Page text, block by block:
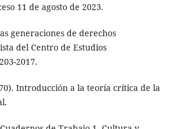
11 de agosto de 2023.
generaciones de derechos
del Centro de Estudios
2017.
Introducción a la teoría crítica de la